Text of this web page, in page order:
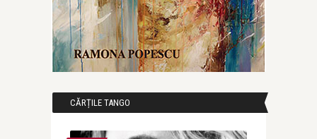
CĂRȚILE TANGO